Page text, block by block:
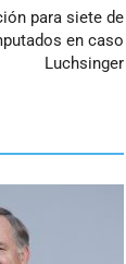
para siete de
en caso
Luchsinger